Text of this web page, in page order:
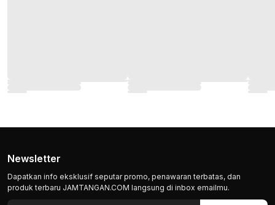
Newsletter
Dapatkan info eksklusif seputar promo, penawaran terbatas, dan
produk terbaru JAMTANGAN.COM langsung di inbox emailmu.